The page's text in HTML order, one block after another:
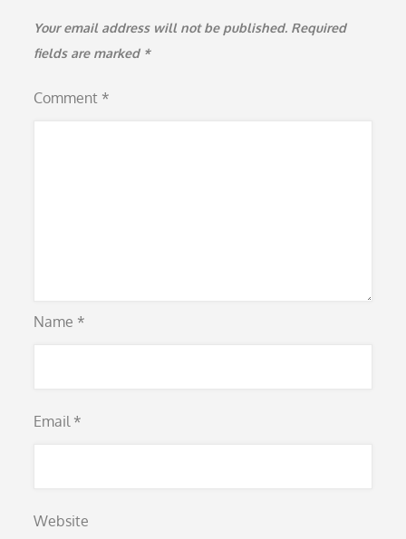
Your email address will not be published. Required
fields are marked *
Comment *
Name *
Email *
Website